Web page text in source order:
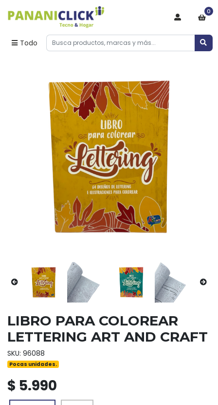
Todo
0
LIBRO PARA COLOREAR
LETTERING ART AND CRAFT
SKU: 96088
Pocas unidades.
$ 5.990